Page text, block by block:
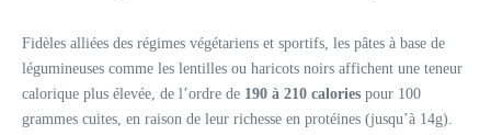
Fidèles alliées des régimes végétariens et sportifs, les pâtes à base de
légumineuses comme les lentilles ou haricots noirs affichent une teneur
calorique plus élevée, de l’ordre de 190 à 210 calories pour 100
grammes cuites, en raison de leur richesse en protéines (jusqu’à 14g).